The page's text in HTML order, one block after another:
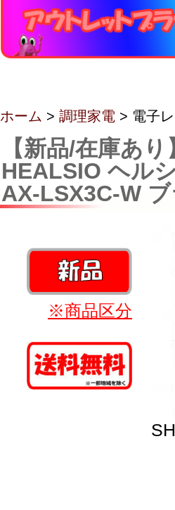
ホーム > 調理家電 > 電子
【新品/在庫あ
HEALSIO ヘル
AX-LSX3C-W
※商品区分